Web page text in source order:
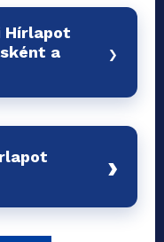
Hírlapot
a
›
›